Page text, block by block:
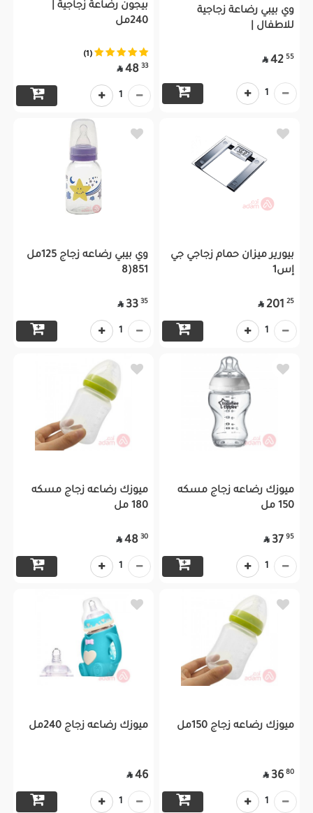
وي بيبي رضاعة زجاجية
للاطفال |
55
42

1
بيجون رضّاعة زجاجية |
240مل
(1)
33
48

1
بيورير ميزان حمام زجاجي جي
إس1
25
201

1
وي بيبي رضاعه زجاج 125مل
851(8
35
33

1
ميوزك رضاعه زجاج مسكه
150 مل
95
37

1
ميوزك رضاعه زجاج مسكه
180 مل
30
48

1
ميوزك رضاعه زجاج 150مل
80
36

1
ميوزك رضاعه زجاج 240مل
46

1